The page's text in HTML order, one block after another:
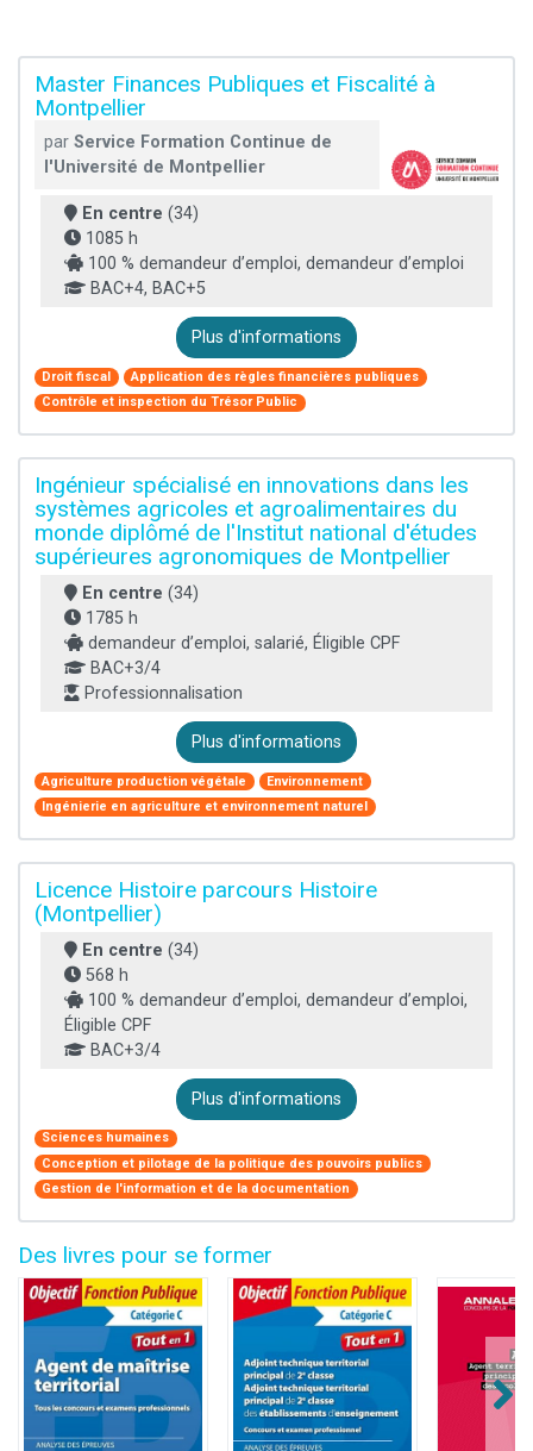
Master Finances Publiques et Fiscalité à
Montpellier
par Service Formation Continue de
l'Université de Montpellier
En centre (34)
1085 h
100 % demandeur d’emploi, demandeur d’emploi
BAC+4, BAC+5
Plus d'informations
Droit fiscal
Application des règles financières publiques
Contrôle et inspection du Trésor Public
Ingénieur spécialisé en innovations dans les
systèmes agricoles et agroalimentaires du
monde diplômé de l'Institut national d'études
supérieures agronomiques de Montpellier
En centre (34)
1785 h
demandeur d’emploi, salarié, Éligible CPF
BAC+3/4
Professionnalisation
Plus d'informations
Agriculture production végétale
Environnement
Ingénierie en agriculture et environnement naturel
Licence Histoire parcours Histoire
(Montpellier)
En centre (34)
568 h
100 % demandeur d’emploi, demandeur d’emploi,
Éligible CPF
BAC+3/4
Plus d'informations
Sciences humaines
Conception et pilotage de la politique des pouvoirs publics
Gestion de l'information et de la documentation
Des livres pour se former